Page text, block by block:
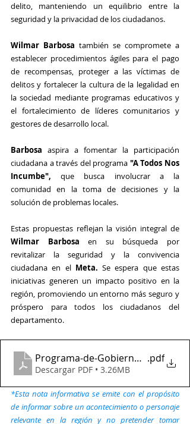
delito, manteniendo un equilibrio entre la
seguridad y la privacidad de los ciudadanos.
Wilmar Barbosa también se compromete a
establecer procedimientos ágiles para el pago
de recompensas, proteger a las víctimas de
delitos y fortalecer la cultura de la legalidad en
la sociedad mediante programas educativos y
el fortalecimiento de líderes comunitarios y
gestores de desarrollo local.
Barbosa aspira a fomentar la participación
ciudadana a través del programa "A Todos Nos
Incumbe", que busca involucrar a la
comunidad en la toma de decisiones y la
solución de problemas locales.
Wilmar Barbosa en su búsqueda por
revitalizar la seguridad y la convivencia
ciudadana en el Meta. Se espera que estas
iniciativas generen un impacto positivo en la
región, promoviendo un entorno más seguro y
próspero para todos los ciudadanos del
departamento.
Programa-de-Gobierno-de-Wilmar-
.pdf
Descargar PDF • 3.26MB
*Esta nota informativa se emite con el propósito
de informar sobre un acontecimiento o personaje
relevante en la región y no pretender tomar